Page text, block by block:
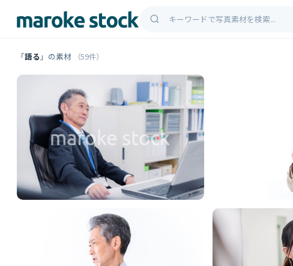
「語る 」の素材 （59件）